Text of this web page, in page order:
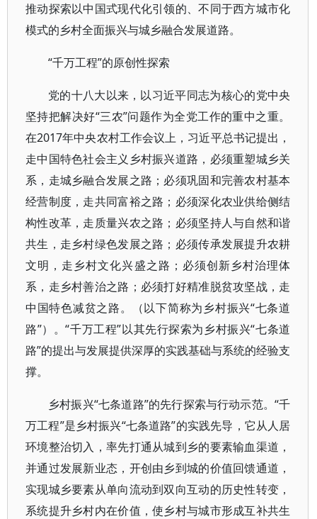
推动探索以中国式现代化引领的、不同于西方城市化
模式的乡村全面振兴与城乡融合发展道路。
“千万工程”的原创性探索
党的十八大以来，以习近平同志为核心的党中央
坚持把解决好“三农”问题作为全党工作的重中之重。
在2017年中央农村工作会议上，习近平总书记提出，
走中国特色社会主义乡村振兴道路，必须重塑城乡关
系，走城乡融合发展之路；必须巩固和完善农村基本
经营制度，走共同富裕之路；必须深化农业供给侧结
构性改革，走质量兴农之路；必须坚持人与自然和谐
共生，走乡村绿色发展之路；必须传承发展提升农耕
文明，走乡村文化兴盛之路；必须创新乡村治理体
系，走乡村善治之路；必须打好精准脱贫攻坚战，走
中国特色减贫之路。（以下简称为乡村振兴“七条道
路”）。“千万工程”以其先行探索为乡村振兴“七条道
路”的提出与发展提供深厚的实践基础与系统的经验支
撑。
乡村振兴“七条道路”的先行探索与行动示范。“千
万工程”是乡村振兴“七条道路”的实践先导，它从人居
环境整治切入，率先打通从城到乡的要素输血渠道，
并通过发展新业态，开创由乡到城的价值回馈通道，
实现城乡要素从单向流动到双向互动的历史性转变，
系统提升乡村内在价值，使乡村与城市形成互补共生